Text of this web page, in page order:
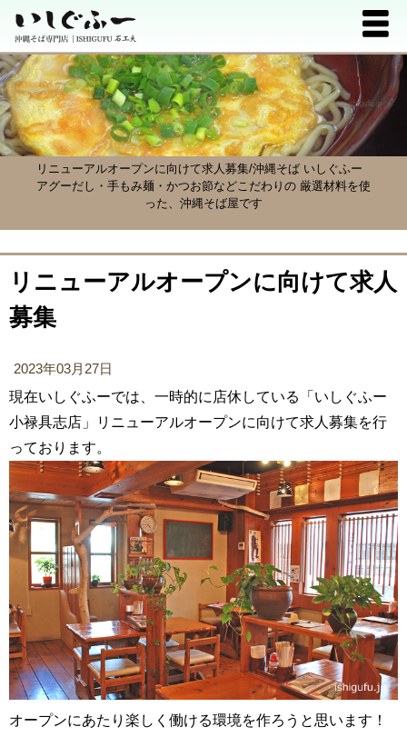
リニューアルオープンに向けて求人募集/沖縄そば いしぐふー
アグーだし・手もみ麺・かつお節などこだわりの 厳選材料を使
った、沖縄そば屋です
リニューアルオープンに向けて求人
募集
2023年03月27日
現在いしぐふーでは、一時的に店休している「いしぐふー
小禄具志店」リニューアルオープンに向けて求人募集を行
っております。
オープンにあたり楽しく働ける環境を作ろうと思います！